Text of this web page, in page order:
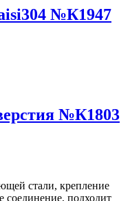
№К1947
№К1803